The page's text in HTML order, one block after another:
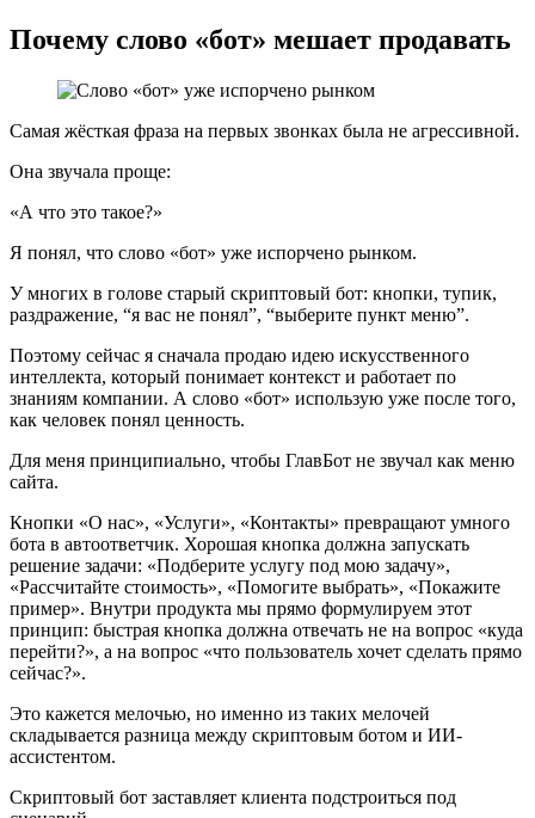
Почему слово «бот» мешает продавать
Самая жёсткая фраза на первых звонках была не агрессивной.
Она звучала проще:
«А что это такое?»
Я понял, что слово «бот» уже испорчено рынком.
У многих в голове старый скриптовый бот: кнопки, тупик,
раздражение, “я вас не понял”, “выберите пункт меню”.
Поэтому сейчас я сначала продаю идею искусственного
интеллекта, который понимает контекст и работает по
знаниям компании. А слово «бот» использую уже после того,
как человек понял ценность.
Для меня принципиально, чтобы ГлавБот не звучал как меню
сайта.
Кнопки «О нас», «Услуги», «Контакты» превращают умного
бота в автоответчик. Хорошая кнопка должна запускать
решение задачи: «Подберите услугу под мою задачу»,
«Рассчитайте стоимость», «Помогите выбрать», «Покажите
пример». Внутри продукта мы прямо формулируем этот
принцип: быстрая кнопка должна отвечать не на вопрос «куда
перейти?», а на вопрос «что пользователь хочет сделать прямо
сейчас?».
Это кажется мелочью, но именно из таких мелочей
складывается разница между скриптовым ботом и ИИ-
ассистентом.
Скриптовый бот заставляет клиента подстроиться под